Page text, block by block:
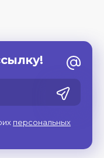
персональных